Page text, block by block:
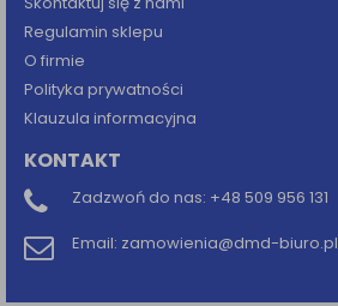
Regulamin sklepu
O firmie
Polityka prywatności
Klauzula informacyjna
KONTAKT
Zadzwoń do nas: +48 509 956 131
Email: zamowienia@dmd-biuro.pl